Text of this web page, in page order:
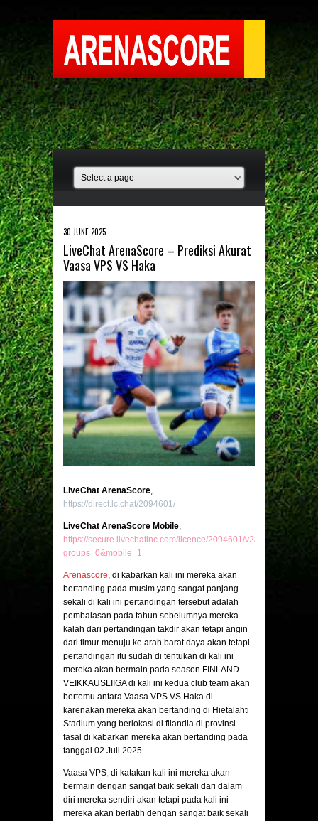
30 JUNE 2025
LiveChat ArenaScore – Prediksi Akurat
Vaasa VPS VS Haka
LiveChat ArenaScore,
https://direct.lc.chat/2094601/
LiveChat ArenaScore Mobile,
https://secure.livechatinc.com/licence/2094601/v2/open_chat.cgi?
groups=0&mobile=1
Arenascore, di kabarkan kali ini mereka akan
bertanding pada musim yang sangat panjang
sekali di kali ini pertandingan tersebut adalah
pembalasan pada tahun sebelumnya mereka
kalah dari pertandingan takdir akan tetapi angin
dari timur menuju ke arah barat daya akan tetapi
pertandingan itu sudah di tentukan di kali ini
mereka akan bermain pada season FINLAND
VEIKKAUSLIIGA di kali ini kedua club team akan
bertemu antara Vaasa VPS VS Haka di
karenakan mereka akan bertanding di Hietalahti
Stadium yang berlokasi di filandia di provinsi
fasal di kabarkan mereka akan bertanding pada
tanggal 02 Juli 2025.
Vaasa VPS, di katakan kali ini mereka akan
bermain dengan sangat baik sekali dari dalam
diri mereka sendiri akan tetapi pada kali ini
mereka akan berlatih dengan sangat baik sekali